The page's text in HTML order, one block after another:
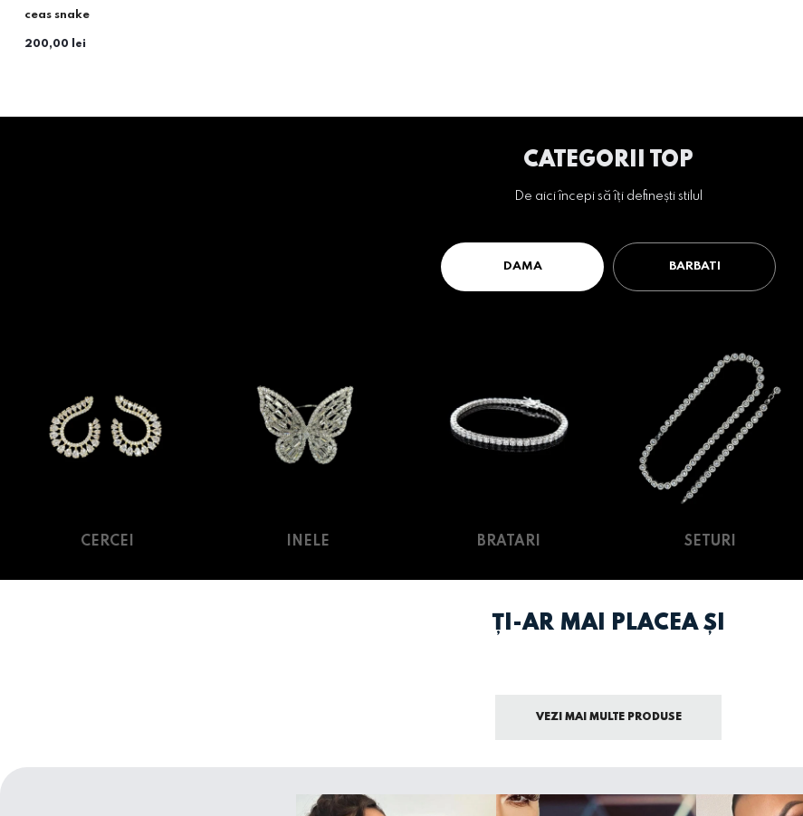
ceas snake
200,00 lei
CATEGORII TOP
De aici începi să îți definești stilul
DAMA BARBATI
CERCEI INELE BRATARI SETURI
ȚI-AR MAI PLACEA ȘI
VEZI MAI MULTE PRODUSE